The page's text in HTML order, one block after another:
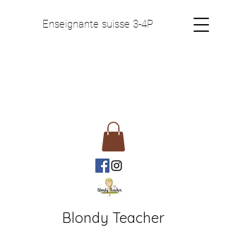
Enseignante suisse 3-4P
Blondy Teacher